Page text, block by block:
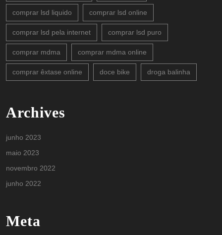
comprar lsd liquido comprar lsd online
comprar lsd pela internet comprar lsd puro
comprar mdma comprar mdma online
comprar êxtase online doce bike droga balinha
Archives
junho 2023
maio 2023
novembro 2022
junho 2022
Meta